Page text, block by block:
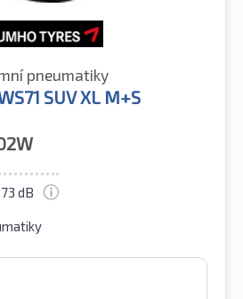
pneumatiky
SUV XL M+S
73 dB